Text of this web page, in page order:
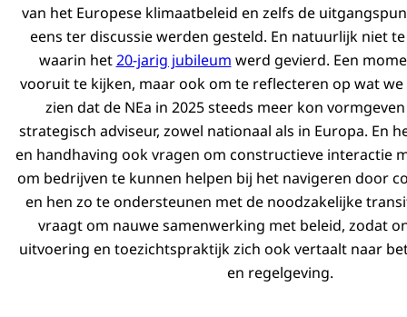
van het Europese klimaatbeleid en zelfs de
eens ter discussie werden gesteld. En natuurlijk niet
waarin het20-jarig jubileum werd gevierd. Een
vooruit te kijken, maar ook om te reflecteren op wat
zien dat de NEa in 2025 steeds meer kon
strategisch adviseur, zowel nationaal als in Europa. En
en handhaving ook vragen om constructieve interactie
om bedrijven te kunnen helpen bij het navigeren door
en hen zo te ondersteunen met de noodzakelijke
vraagt om nauwe samenwerking met beleid, zodat
uitvoering en toezichtspraktijk zich ook vertaalt naar
en regelgeving.